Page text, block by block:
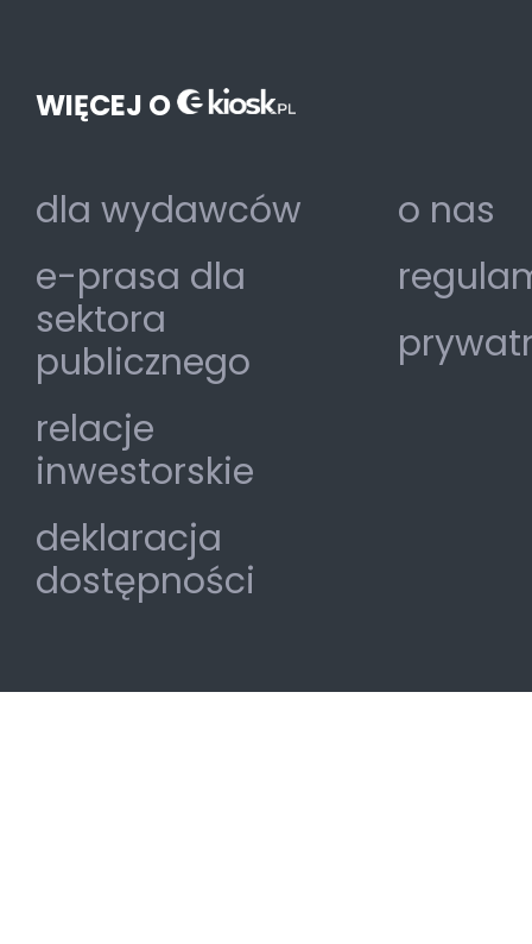
WIĘCEJ O
dla wydawców
e-prasa dla
sektora
publicznego
relacje
inwestorskie
deklaracja
dostępności
o nas